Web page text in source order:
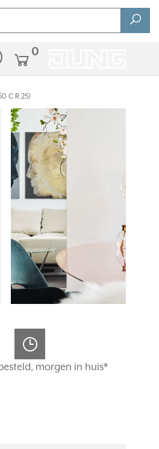
0
C R 25)
morgen in huis*